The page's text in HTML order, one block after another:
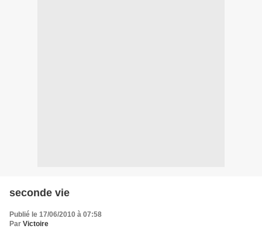
seconde vie
Publié le 17/06/2010 à 07:58
Par Victoire